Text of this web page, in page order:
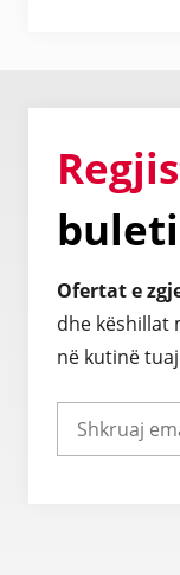
Ofertat e
dhe këshillat
në kutinë